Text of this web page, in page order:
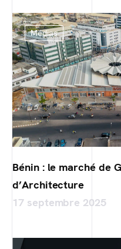
Médias
Bénin : le marché de
d’Architecture
17 septembre 2025